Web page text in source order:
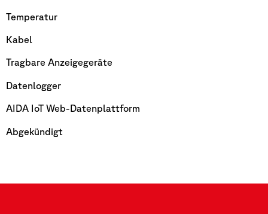
Temperatur
Kabel
Tragbare Anzeigegeräte
Datenlogger
AIDA IoT Web-Datenplattform
Abgekündigt